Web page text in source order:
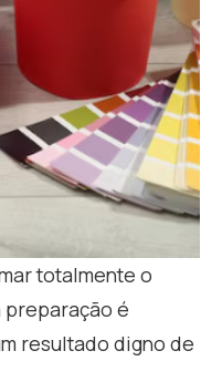
totalmente o
preparação é
resultado digno de